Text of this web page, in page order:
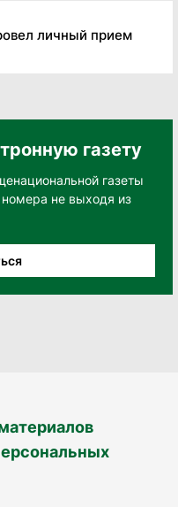
личный прием
газету
газеты
не выходя из